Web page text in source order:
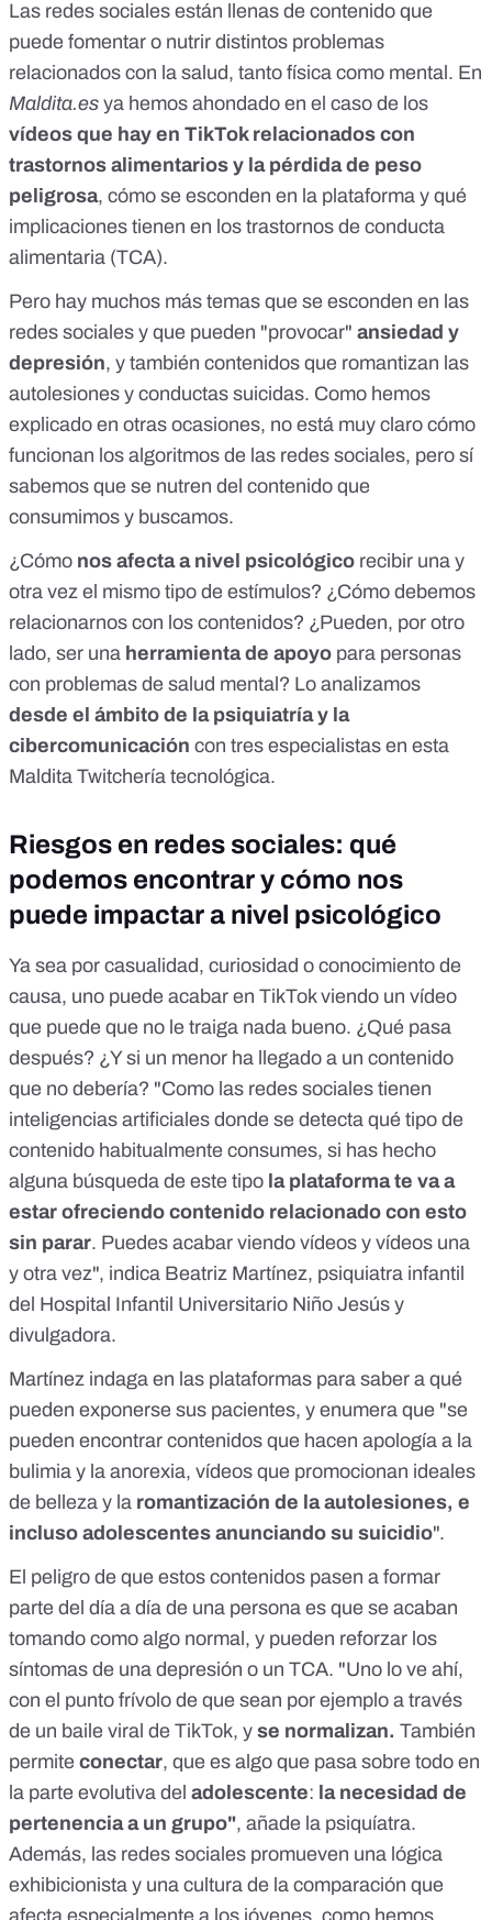
Las redes sociales están llenas de contenido que
puede fomentar o nutrir distintos problemas
relacionados con la salud, tanto física como mental. En
Maldita.es ya hemos ahondado en el caso de los
vídeos que hay en TikTok relacionados con
trastornos alimentarios y la pérdida de peso
peligrosa, cómo se esconden en la plataforma y qué
implicaciones tienen en los trastornos de conducta
alimentaria (TCA).
Pero hay muchos más temas que se esconden en las
redes sociales y que pueden "provocar" ansiedad y
depresión, y también contenidos que romantizan las
autolesiones y conductas suicidas. Como hemos
explicado en otras ocasiones, no está muy claro cómo
funcionan los algoritmos de las redes sociales, pero sí
sabemos que se nutren del contenido que
consumimos y buscamos.
¿Cómo nos afecta a nivel psicológico recibir una y
otra vez el mismo tipo de estímulos? ¿Cómo debemos
relacionarnos con los contenidos? ¿Pueden, por otro
lado, ser una herramienta de apoyo para personas
con problemas de salud mental? Lo analizamos
desde el ámbito de la psiquiatría y la
cibercomunicación con tres especialistas en esta
Maldita Twitchería tecnológica.
Riesgos en redes sociales: qué
podemos encontrar y cómo nos
puede impactar a nivel psicológico
Ya sea por casualidad, curiosidad o conocimiento de
causa, uno puede acabar en TikTok viendo un vídeo
que puede que no le traiga nada bueno. ¿Qué pasa
después? ¿Y si un menor ha llegado a un contenido
que no debería? "Como las redes sociales tienen
inteligencias artificiales donde se detecta qué tipo de
contenido habitualmente consumes, si has hecho
alguna búsqueda de este tipo la plataforma te va a
estar ofreciendo contenido relacionado con esto
sin parar. Puedes acabar viendo vídeos y vídeos una
y otra vez", indica Beatriz Martínez, psiquiatra infantil
del Hospital Infantil Universitario Niño Jesús y
divulgadora.
Martínez indaga en las plataformas para saber a qué
pueden exponerse sus pacientes, y enumera que "se
pueden encontrar contenidos que hacen apología a la
bulimia y la anorexia, vídeos que promocionan ideales
de belleza y la romantización de la autolesiones, e
incluso adolescentes anunciando su suicidio".
El peligro de que estos contenidos pasen a formar
parte del día a día de una persona es que se acaban
tomando como algo normal, y pueden reforzar los
síntomas de una depresión o un TCA. "Uno lo ve ahí,
con el punto frívolo de que sean por ejemplo a través
de un baile viral de TikTok, y se normalizan. También
permite conectar, que es algo que pasa sobre todo en
la parte evolutiva del adolescente: la necesidad de
pertenencia a un grupo", añade la psiquíatra.
Además, las redes sociales promueven una lógica
exhibicionista y una cultura de la comparación que